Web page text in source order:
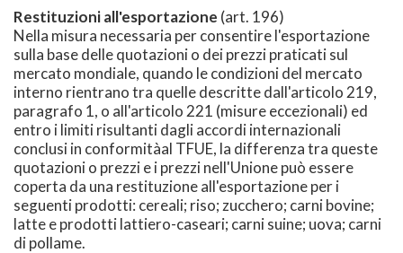
Restituzioni all'esportazione (art. 196)
Nella misura necessaria per consentire l'esportazione
sulla base delle quotazioni o dei prezzi praticati sul
mercato mondiale, quando le condizioni del mercato
interno rientrano tra quelle descritte dall'articolo 219,
paragrafo 1, o all'articolo 221 (misure eccezionali) ed
entro i limiti risultanti dagli accordi internazionali
conclusi in conformitàal TFUE, la differenza tra queste
quotazioni o prezzi e i prezzi nell'Unione può essere
coperta da una restituzione all'esportazione per i
seguenti prodotti: cereali; riso; zucchero; carni bovine;
latte e prodotti lattiero-caseari; carni suine; uova; carni
di pollame.